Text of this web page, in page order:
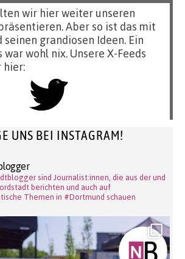
wir hier weiter unseren
Aber so ist das mit
seinen grandiosen Ideen. Ein
war wohl nix. Unsere X-Feeds
hier:
UNS BEI INSTAGRAM!
sind Journalist:innen, die aus der und
berichten und auch auf
Themen in #Dortmund schauen